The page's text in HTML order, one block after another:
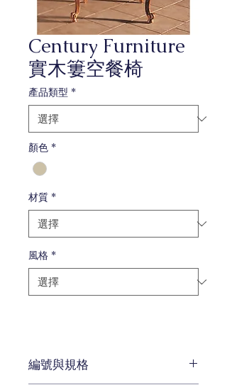
Century Furniture
實木簍空餐椅
產品類型 *
顏色 *
材質 *
風格 *
編號與規格